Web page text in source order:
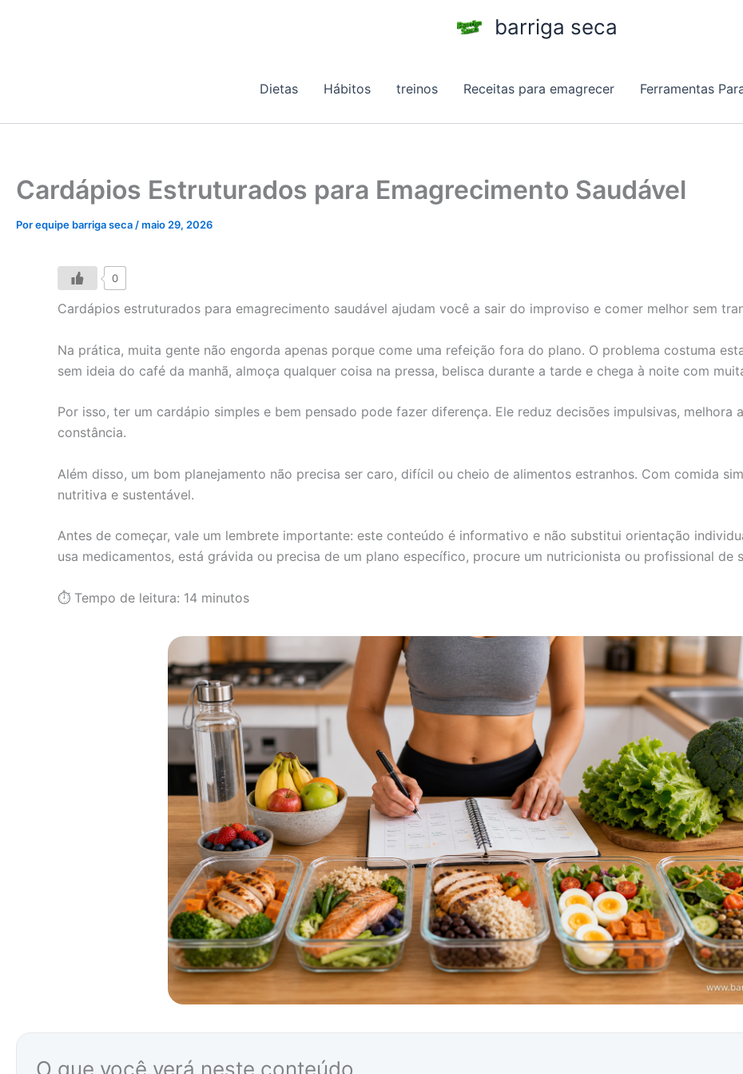
barriga seca
Dietas Hábitos treinos Receitas para emagrecer Ferramentas
Cardápios Estruturados para Emagrecimento Saudável
Porequipe barriga seca /maio 29, 2026
0
Cardápios estruturados para emagrecimento saudável ajudam você a sair do improviso e comer melhor sem
Na prática, muita gente não engorda apenas porque come uma refeição fora do plano. O problema costuma
sem ideia do café da manhã, almoça qualquer coisa na pressa, belisca durante a tarde e chega à noite com
Por isso, ter um cardápio simples e bem pensado pode fazer diferença. Ele reduz decisões impulsivas, melhora
constância.
Além disso, um bom planejamento não precisa ser caro, difícil ou cheio de alimentos estranhos. Com comida
nutritiva e sustentável.
Antes de começar, vale um lembrete importante: este conteúdo é informativo e não substitui orientação
usa medicamentos, está grávida ou precisa de um plano específico, procure um nutricionista ou profissional de
⏱ Tempo de leitura: 14 minutos